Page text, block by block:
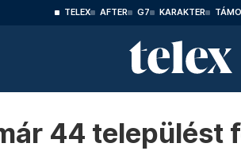
TELEX AFTER G7 KARAKTER
44 települést